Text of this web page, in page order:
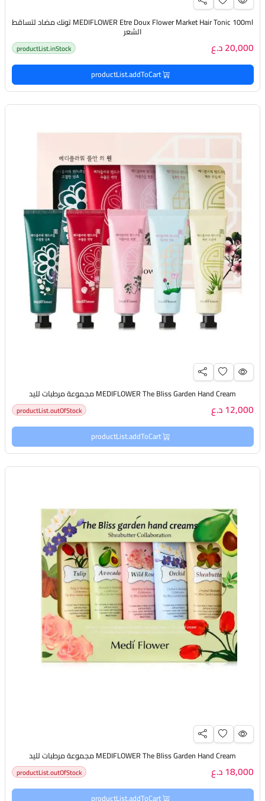
MEDIFLOWER Etre Doux Flower Market Hair Tonic 100ml تونك مضاد لتساقط
الشعر
20,000 د.ع productList.inStock
productList.addToCart
MEDIFLOWER The Bliss Garden Hand Cream مجموعة مرطبات لليد
12,000 د.ع productList.outOfStock
productList.addToCart
MEDIFLOWER The Bliss Garden Hand Cream مجموعة مرطبات لليد
18,000 د.ع productList.outOfStock